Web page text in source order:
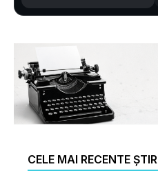
CELE MAI RECENTE